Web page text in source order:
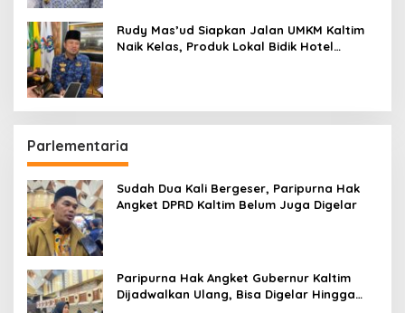
Rudy Mas’ud Siapkan Jalan UMKM Kaltim
Naik Kelas, Produk Lokal Bidik Hotel
Parlementaria
Sudah Dua Kali Bergeser, Paripurna Hak
Angket DPRD Kaltim Belum Juga Digelar
Paripurna Hak Angket Gubernur Kaltim
Dijadwalkan Ulang, Bisa Digelar Hingga